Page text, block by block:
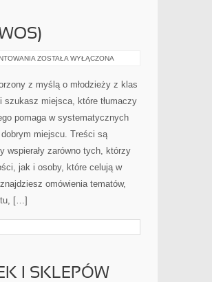
WIEDZA
(WOS)
ZOSTAŁA WYŁĄCZONA
z myślą o młodzieży z klas
szukasz miejsca, które tłumaczy
pomaga w systematycznych
miejscu. Treści są
wspierały zarówno tych, którzy
jak i osoby, które celują w
omówienia tematów,
[…]
I SKLEPÓW